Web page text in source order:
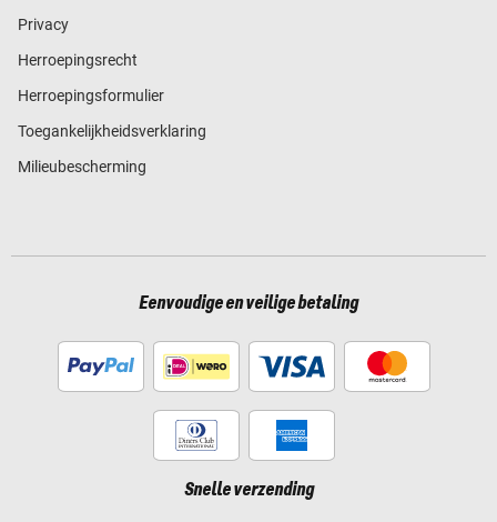
Privacy
Herroepingsrecht
Herroepingsformulier
Toegankelijkheidsverklaring
Milieubescherming
Eenvoudige en veilige betaling
Snelle verzending